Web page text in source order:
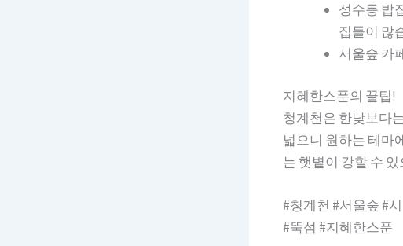
성수동 밥
집들이 많
서울숲 카
지혜한스푼의 꿀팁!
청계천은 한낮보다
넓으니 원하는 테마
는 햇볕이 강할 수
#청계천 #서울숲 #
#뚝섬 #지혜한스푼